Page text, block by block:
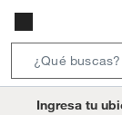
Ingresa tu